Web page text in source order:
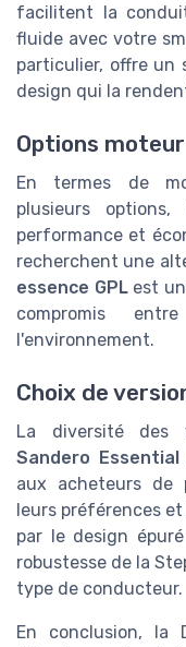
facilitent la
fluide avec votre
particulier, offre un
design qui la
Options
En termes de
plusieurs
performance et
recherchent une
essence GPLest
compromis
l'environnement.
Choix de
La diversité des
Sandero Essential
aux acheteurs de
leurs préférences
par le design
robustesse de la
type de conducteur.
En conclusion, la